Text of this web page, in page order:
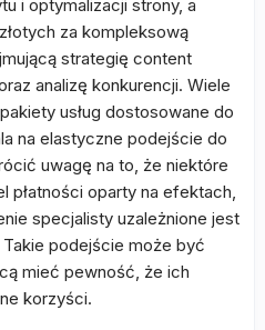
i optymalizacji strony, a
za kompleksową
strategię content
analizę konkurencji. Wiele
usług dostosowane do
na elastyczne podejście do
uwagę na to, że niektóre
płatności oparty na efektach,
specjalisty uzależnione jest
podejście może być
mieć pewność, że ich
korzyści.